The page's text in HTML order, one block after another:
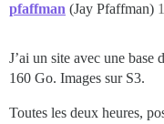
pfaffman (Jay Pfaffman) 1
J’ai un site avec une base
160 Go. Images sur S3.
Toutes les deux heures,